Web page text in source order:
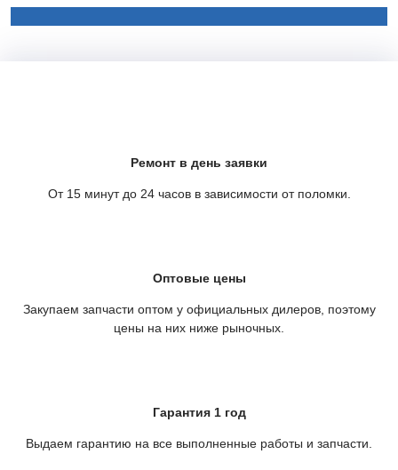
Ремонт в день заявки
От 15 минут до 24 часов в зависимости от поломки.
Оптовые цены
Закупаем запчасти оптом у официальных дилеров, поэтому
цены на них ниже рыночных.
Гарантия 1 год
Выдаем гарантию на все выполненные работы и запчасти.